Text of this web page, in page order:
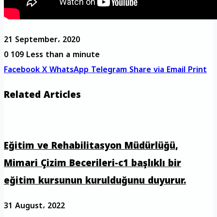
21 September، 2020
0109Less than a minute
FacebookXWhatsAppTelegramShare via EmailPrint
Related Articles
Eğitim ve Rehabilitasyon Müdürlüğü,
Mimari Çizim Becerileri-c1 başlıklı bir
eğitim kursunun kurulduğunu duyurur.
31 August، 2022